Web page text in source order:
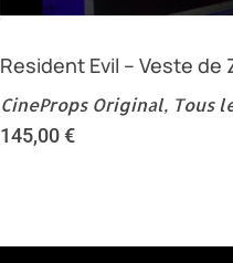
Resident Evil – Veste de
CineProps Original, Tous
145,00€